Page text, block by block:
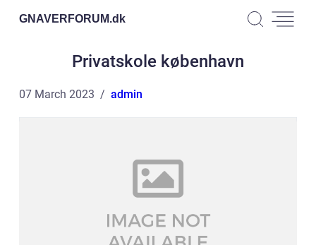
GNAVERFORUM.dk
Privatskole københavn
07 March 2023 admin